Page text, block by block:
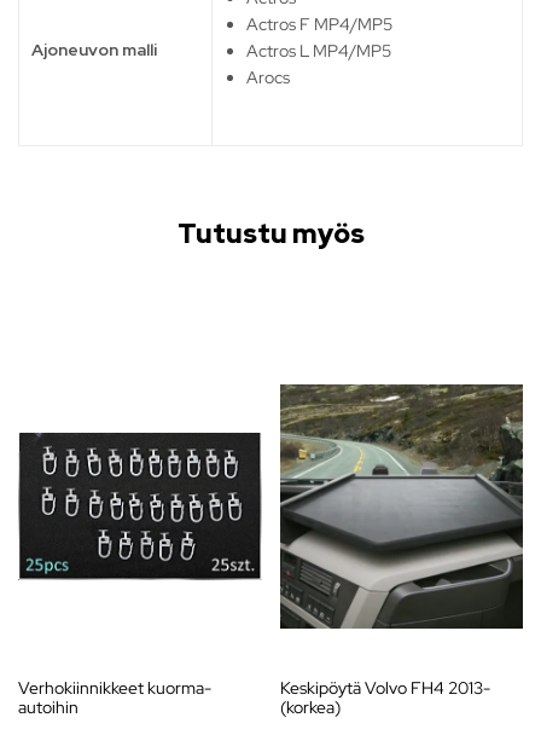
Ajoneuvon malli
Actros F MP4/MP5
Actros L MP4/MP5
Arocs
Tutustu myös
Verhokiinnikkeet kuorma-
autoihin
Keskipöytä Volvo FH4 2013-
(korkea)